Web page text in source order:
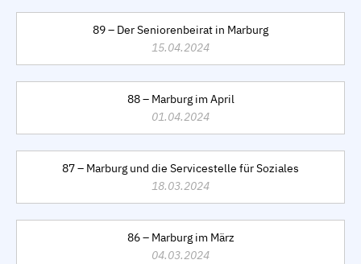
89 – Der Seniorenbeirat in Marburg
15.04.2024
88 – Marburg im April
01.04.2024
87 – Marburg und die Servicestelle für Soziales
18.03.2024
86 – Marburg im März
04.03.2024